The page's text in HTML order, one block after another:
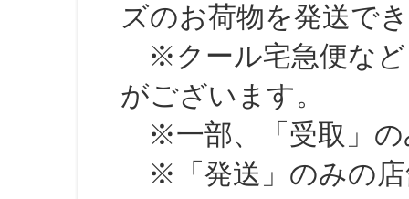
ズのお荷物を発送で
※クール宅急便など
がございます。
※一部、「受取」の
※「発送」のみの店